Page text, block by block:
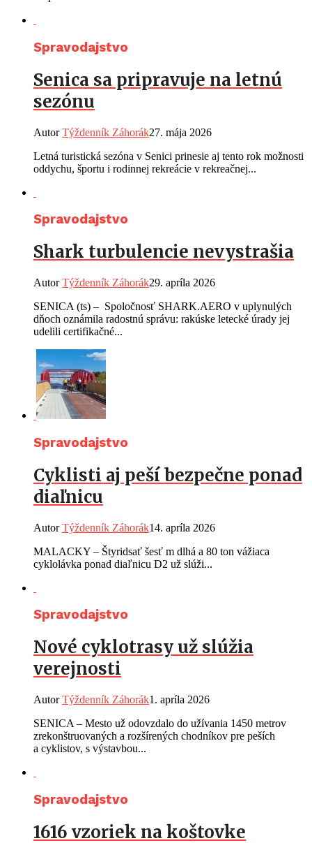
Spravodajstvo
Senica sa pripravuje na letnú
sezónu
AutorTýždenník Záhorák27. mája 2026
Letná turistická sezóna v Senici prinesie aj tento rok možnosti
oddychu, športu i rodinnej rekreácie v rekreačnej...
Spravodajstvo
Shark turbulencie nevystrašia
AutorTýždenník Záhorák29. apríla 2026
SENICA (ts) – Spoločnosť SHARK.AERO v uplynulých
dňoch oznámila radostnú správu: rakúske letecké úrady jej
udelili certifikačné...
Spravodajstvo
Cyklisti aj peší bezpečne ponad
diaľnicu
AutorTýždenník Záhorák14. apríla 2026
MALACKY – Štyridsať šesť m dlhá a 80 ton vážiaca
cyklolávka ponad diaľnicu D2 už slúži...
Spravodajstvo
Nové cyklotrasy už slúžia
verejnosti
AutorTýždenník Záhorák1. apríla 2026
SENICA – Mesto už odovzdalo do užívania 1450 metrov
zrekonštruovaných a rozšírených chodníkov pre peších
a cyklistov, s výstavbou...
Spravodajstvo
1616 vzoriek na koštovke